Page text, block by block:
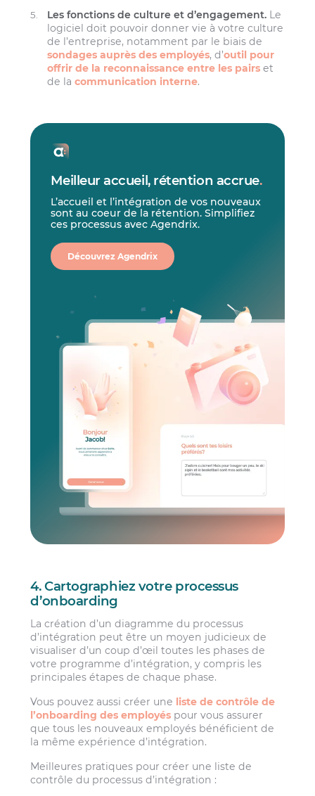
Les fonctions de culture et d’engagement. Le
logiciel doit pouvoir donner vie à votre culture
de l’entreprise, notamment par le biais de
sondages auprès des employés, d’outil pour
offrir de la reconnaissance entre les pairs et
de lacommunication interne.
Meilleur accueil, rétention accrue.
L’accueil et l’intégration de vos nouveaux
sont au coeur de la rétention. Simplifiez
ces processus avec Agendrix.
Découvrez Agendrix
4. Cartographiez votre processus
d’onboarding
La création d’un diagramme du processus
d’intégration peut être un moyen judicieux de
visualiser d’un coup d’œil toutes les phases de
votre programme d’intégration, y compris les
principales étapes de chaque phase.
Vous pouvez aussi créer une liste de contrôle de
l’onboarding des employés pour vous assurer
que tous les nouveaux employés bénéficient de
la même expérience d’intégration.
Meilleures pratiques pour créer une liste de
contrôle du processus d’intégration :